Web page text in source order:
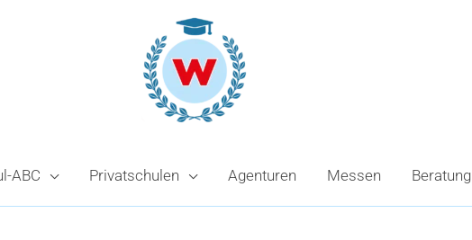
ABC Privatschulen Agenturen Messen Beratung